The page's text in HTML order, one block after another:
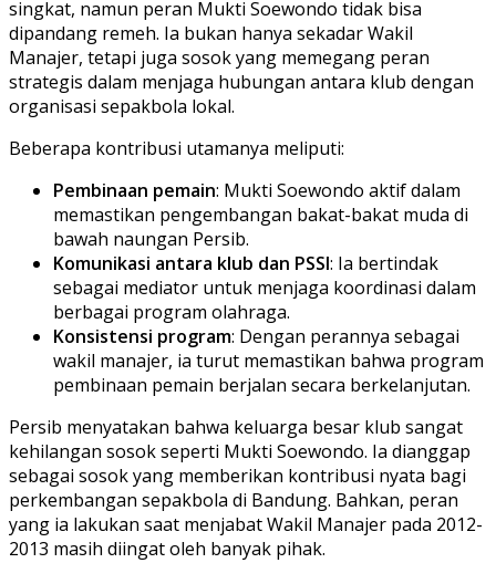
singkat, namun peran Mukti Soewondo tidak bisa
dipandang remeh. Ia bukan hanya sekadar Wakil
Manajer, tetapi juga sosok yang memegang peran
strategis dalam menjaga hubungan antara klub dengan
organisasi sepakbola lokal.
Beberapa kontribusi utamanya meliputi:
Pembinaan pemain: Mukti Soewondo aktif dalam
memastikan pengembangan bakat-bakat muda di
bawah naungan Persib.
Komunikasi antara klub dan PSSI: Ia bertindak
sebagai mediator untuk menjaga koordinasi dalam
berbagai program olahraga.
Konsistensi program: Dengan perannya sebagai
wakil manajer, ia turut memastikan bahwa program
pembinaan pemain berjalan secara berkelanjutan.
Persib menyatakan bahwa keluarga besar klub sangat
kehilangan sosok seperti Mukti Soewondo. Ia dianggap
sebagai sosok yang memberikan kontribusi nyata bagi
perkembangan sepakbola di Bandung. Bahkan, peran
yang ia lakukan saat menjabat Wakil Manajer pada 2012-
2013 masih diingat oleh banyak pihak.